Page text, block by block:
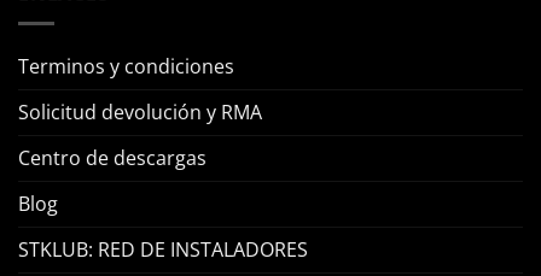
Terminos y condiciones
Solicitud devolución y RMA
Centro de descargas
Blog
STKLUB: RED DE INSTALADORES